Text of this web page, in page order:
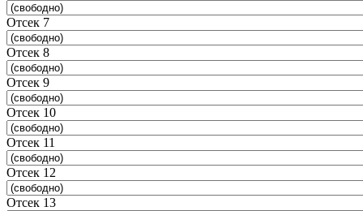
Отсек 7
Отсек 8
Отсек 9
Отсек 10
Отсек 11
Отсек 12
Отсек 13